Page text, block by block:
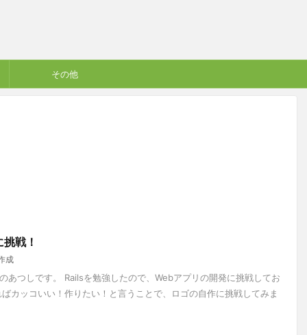
その他
戦！
成
あつしです。 Railsを勉強したので、Webアプリの開発に挑戦してお
カッコいい！作りたい！と言うことで、ロゴの自作に挑戦してみま